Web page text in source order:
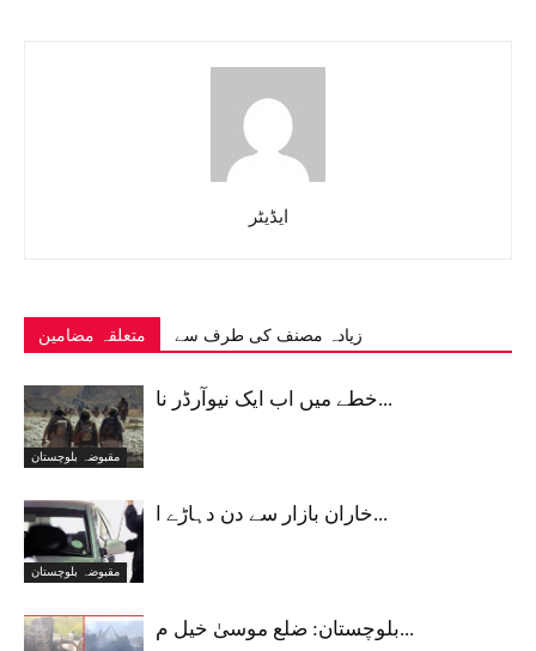
ایڈیٹر
متعلقہ مضامین زیادہ مصنف کی طرف سے
مقبوضہ بلوچستان
خطے میں اب ایک نیوآرڈر نا...
مقبوضہ بلوچستان
خاران بازار سے دن دہاڑے ا...
بلوچستان: ضلع موسیٰ خیل م...